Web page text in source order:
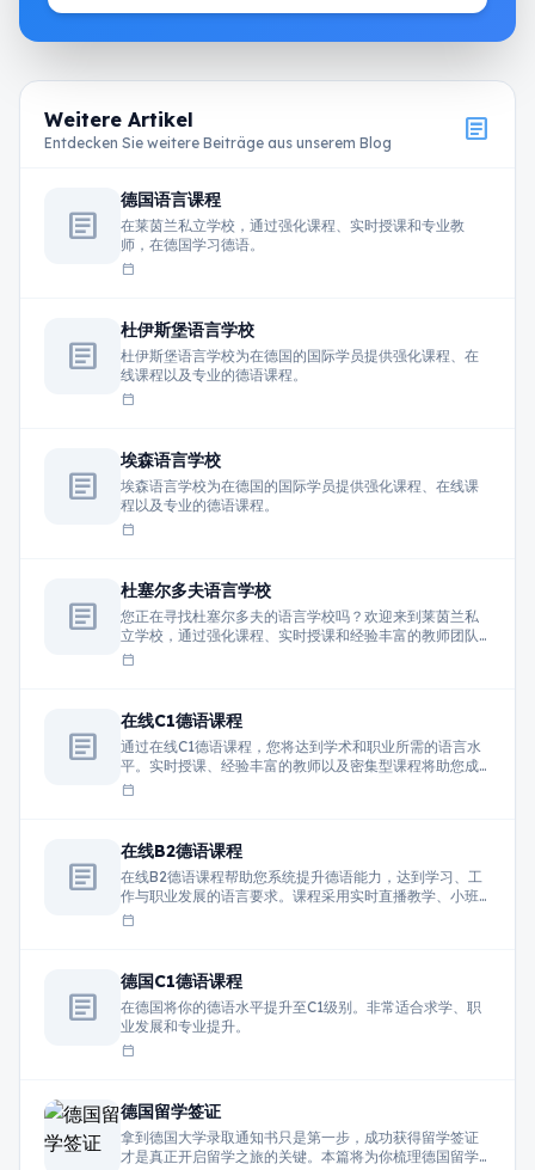
Weitere Artikel
Entdecken Sie weitere Beiträge aus unserem Blog article
article
德国语言课程
在莱茵兰私立学校，通过强化课程、实时授课和专业教
师，在德国学习德语。
calendar_today
article
杜伊斯堡语言学校
杜伊斯堡语言学校为在德国的国际学员提供强化课程、在
线课程以及专业的德语课程。
calendar_today
article
埃森语言学校
埃森语言学校为在德国的国际学员提供强化课程、在线课
程以及专业的德语课程。
calendar_today
article
杜塞尔多夫语言学校
您正在寻找杜塞尔多夫的语言学校吗？欢迎来到莱茵兰私
立学校，通过强化课程、实时授课和经验丰富的教师团队
学习德语。
calendar_today
article
在线C1德语课程
通过在线C1德语课程，您将达到学术和职业所需的语言水
平。实时授课、经验丰富的教师以及密集型课程将助您成
功掌握德语。
calendar_today
article
在线B2德语课程
在线B2德语课程帮助您系统提升德语能力，达到学习、工
作与职业发展的语言要求。课程采用实时直播教学、小班
互动模式，由经验丰富的教师授课，重点提升听说读写综
calendar_today
article
德国C1德语课程
在德国将你的德语水平提升至C1级别。非常适合求学、职
业发展和专业提升。
calendar_today
德国留学签证
拿到德国大学录取通知书只是第一步，成功获得留学签证
才是真正开启留学之旅的关键。本篇将为你梳理德国留学